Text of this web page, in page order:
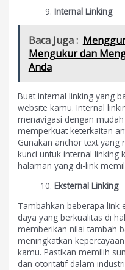
Internal Linking
Baca Juga :
Mengukur dan
Anda
Buat internal linking yang
website kamu. Internal
menavigasi dengan
memperkuat keterkaitan
Gunakan anchor text yang
kunci untuk internal linking
halaman yang di-link
Eksternal Linking
Tambahkan beberapa link
daya yang berkualitas di
memberikan nilai tambah
meningkatkan
kamu. Pastikan memilih
dan otoritatif dalam